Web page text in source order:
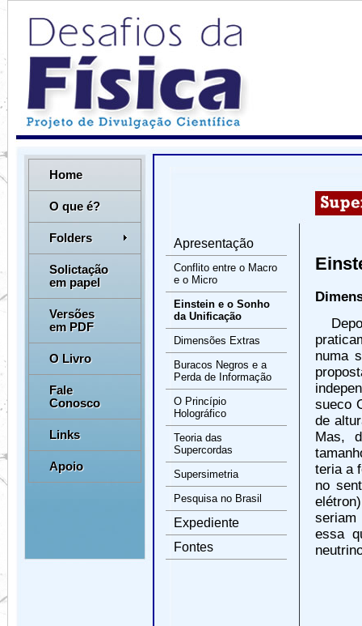
Home
O que é?
Folders
Solictação
em papel
Versões
em PDF
O Livro
Fale
Conosco
Links
Apoio
numa
sueco
de
Mas,
teria a
no
essa
Apresentação
Conflito entre o Macro
e o Micro
Einstein e o Sonho
da Unificação
Dimensões Extras
Buracos Negros e a
Perda de Informação
O Princípio
Holográfico
Teoria das
Supercordas
Supersimetria
Pesquisa no Brasil
Expediente
Fontes